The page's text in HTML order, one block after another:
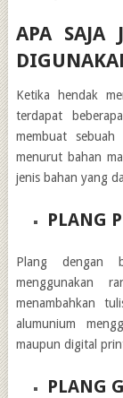
APA SAJA
Ketika hendak
terdapat
membuat
menurut bahan
jenis bahan yang
PLANG
Plang dengan
menggunakan
menambahkan
alumunium
maupun digital
PLANG